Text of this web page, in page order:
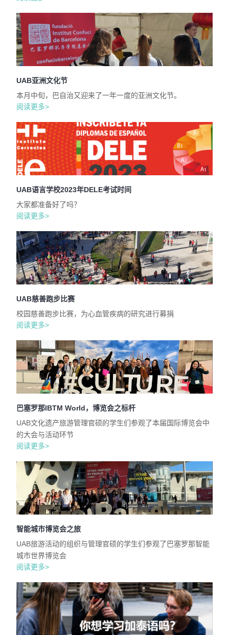
UAB亚洲文化节
本月中旬，巴自治又迎来了一年一度的亚洲文化节。
阅读更多>
UAB语言学校2023年DELE考试时间
大家都准备好了吗？
阅读更多>
UAB慈善跑步比赛
校园慈善跑步比赛，为心血管疾病的研究进行募捐
阅读更多>
巴塞罗那IBTM World，博览会之标杆
UAB文化遗产旅游管理官硕的学生们参观了本届国际博览会中
的大会与活动环节
阅读更多>
智能城市博览会之旅
UAB旅游活动的组织与管理官硕的学生们参观了巴塞罗那智能
城市世界博览会
阅读更多>